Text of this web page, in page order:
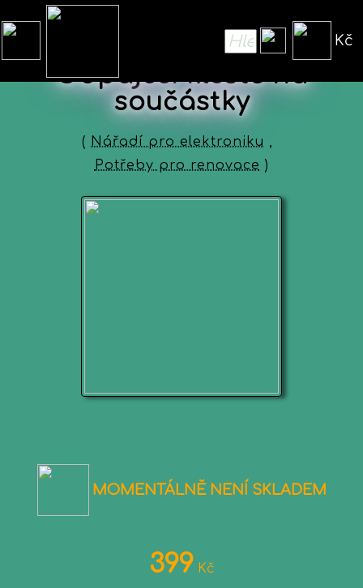
Kč
Odpájecí kleště na
součástky
( Nářadí pro elektroniku ,
Potřeby pro renovace )
MOMENTÁLNĚ NENÍ SKLADEM
399 Kč